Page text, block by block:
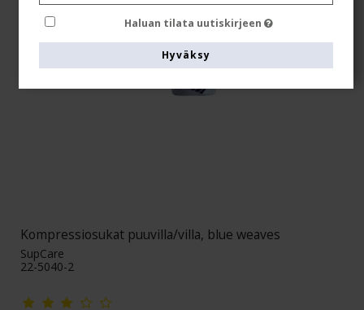
Kompressiosukat puuvilla/villa, blue weaves
SupCare
22-5040-2
Haluan tilata uutiskirjeen
Hyväksy